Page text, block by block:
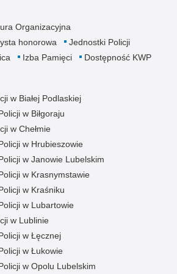
Organizacyjna
honorowa
Jednostki Policji
Izba Pamięci Dostępność KWP
w Białej Podlaskiej
w Biłgoraju
w Chełmie
w Hrubieszowie
w Janowie Lubelskim
w Krasnymstawie
w Kraśniku
w Lubartowie
w Lublinie
w Łęcznej
w Łukowie
w Opolu Lubelskim